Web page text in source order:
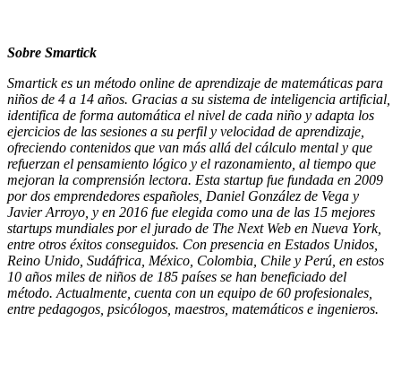
Sobre Smartick
Smartick es un método online de aprendizaje de matemáticas para
niños de 4 a 14 años. Gracias a su sistema de inteligencia artificial,
identifica de forma automática el nivel de cada niño y adapta los
ejercicios de las sesiones a su perfil y velocidad de aprendizaje,
ofreciendo contenidos que van más allá del cálculo mental y que
refuerzan el pensamiento lógico y el razonamiento, al tiempo que
mejoran la comprensión lectora. Esta startup fue fundada en 2009
por dos emprendedores españoles, Daniel González de Vega y
Javier Arroyo, y en 2016 fue elegida como una de las 15 mejores
startups mundiales por el jurado de The Next Web en Nueva York,
entre otros éxitos conseguidos. Con presencia en Estados Unidos,
Reino Unido, Sudáfrica, México, Colombia, Chile y Perú, en estos
10 años miles de niños de 185 países se han beneficiado del
método. Actualmente, cuenta con un equipo de 60 profesionales,
entre pedagogos, psicólogos, maestros, matemáticos e ingenieros.